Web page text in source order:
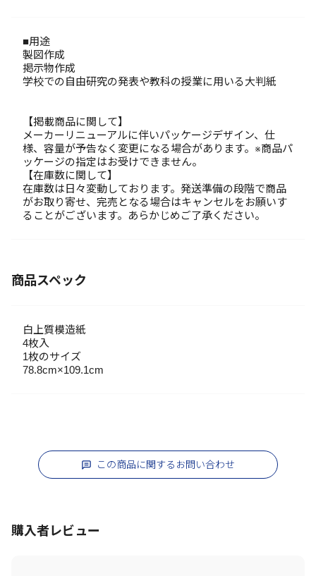
■用途
製図作成
掲示物作成
学校での自由研究の発表や教科の授業に用いる大判紙
【掲載商品に関して】
メーカーリニューアルに伴いパッケージデザイン、仕
様、容量が予告なく変更になる場合があります。※商品パ
ッケージの指定はお受けできません。
【在庫数に関して】
在庫数は日々変動しております。発送準備の段階で商品
がお取り寄せ、完売となる場合はキャンセルをお願いす
ることがございます。あらかじめご了承ください。
商品スペック
白上質模造紙
4枚入
1枚のサイズ
78.8cm×109.1cm
この商品に関するお問い合わせ
購入者レビュー